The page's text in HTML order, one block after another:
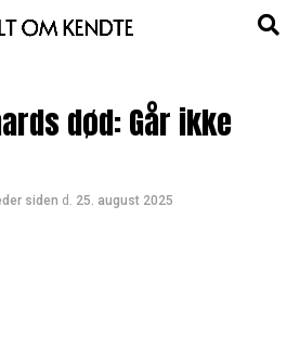
død: Går ikke
siden d. 25. august 2025